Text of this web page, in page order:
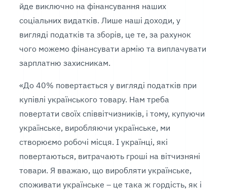
йде виключно на фінансування наших
соціальних видатків. Лише наші доходи, у
вигляді податків та зборів, це те, за рахунок
чого можемо фінансувати армію та виплачувати
зарплатню захисникам.
«До 40% повертається у вигляді податків при
купівлі українського товару. Нам треба
повертати своїх співвітчизників, і тому, купуючи
українське, виробляючи українське, ми
створюємо робочі місця. І українці, які
повертаються, витрачають гроші на вітчизняні
товари. Я вважаю, що виробляти українське,
споживати українське – це така ж гордість, як і